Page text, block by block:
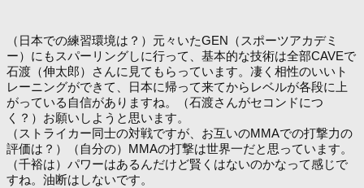
（日本での練習環境は？）元々いたGEN（スポーツアカデミ
ー）にもスパーリングしに行って、基本的な技術は全部CAVEで
石渡（伸太郎）さんに見てもらっています。凄く相性のいいト
レーニングができて、日本に帰って来てからレベルが各段に上
がっている自信がありますね。（石渡さんがセコンドにつ
く？）お願いしようと思います。
（ストライカー同士の対戦ですが、お互いのMMAでの打撃力の
評価は？）（自分の）MMAの打撃は世界一だと思っています。
（千裕は）パワーはあるんだけど賢くはないのかなって感じで
すね。油断はしないです。